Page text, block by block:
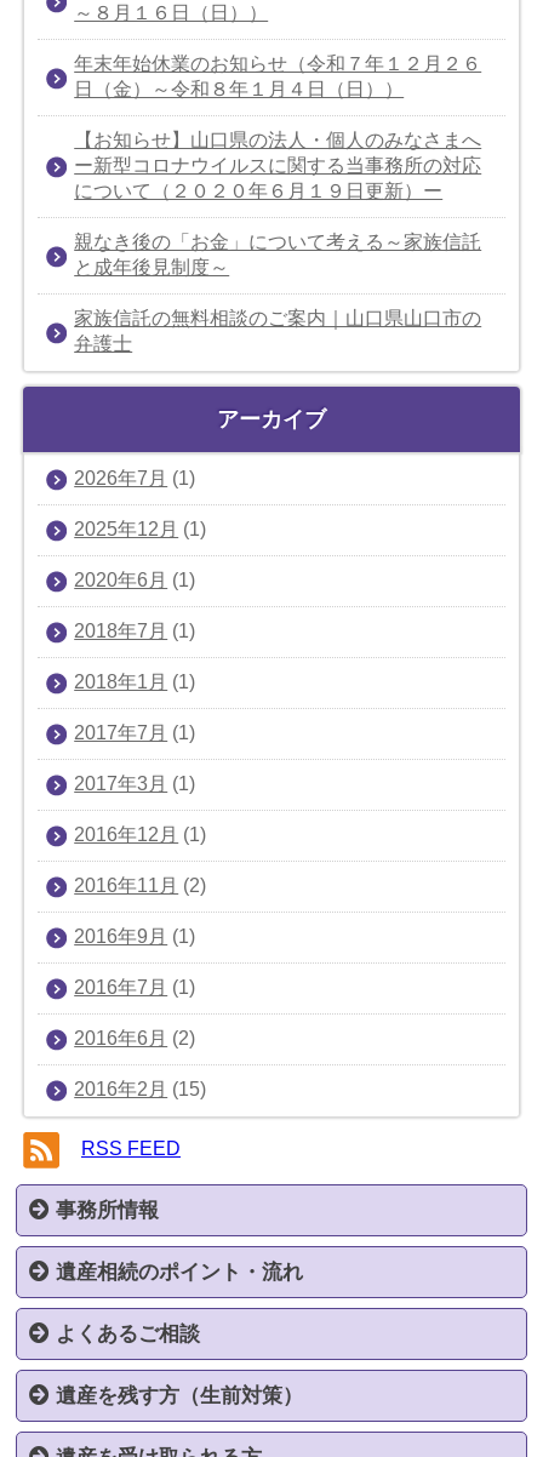
～８月１６日（日））
年末年始休業のお知らせ（令和７年１２月２６
日（金）～令和８年１月４日（日））
【お知らせ】山口県の法人・個人のみなさまへ
ー新型コロナウイルスに関する当事務所の対応
について（２０２０年６月１９日更新）ー
親なき後の「お金」について考える～家族信託
と成年後見制度～
家族信託の無料相談のご案内｜山口県山口市の
弁護士
アーカイブ
2026年7月 (1)
2025年12月 (1)
2020年6月 (1)
2018年7月 (1)
2018年1月 (1)
2017年7月 (1)
2017年3月 (1)
2016年12月 (1)
2016年11月 (2)
2016年9月 (1)
2016年7月 (1)
2016年6月 (2)
2016年2月 (15)
RSS FEED
事務所情報
事務所案内
弁護士紹介
料金案内
解決実績
対応エリア
お問い合わせ
個人情報保護方針
サイトマップ
遺産相続のポイント・流れ
遺産相続でお悩みの方へ
遺産相続のポイント
相続手続きの流れ
よくあるご相談
あったはずの遺産がない（使いこみ）
遺言書が複数存在する
遺産を残す方（生前対策）